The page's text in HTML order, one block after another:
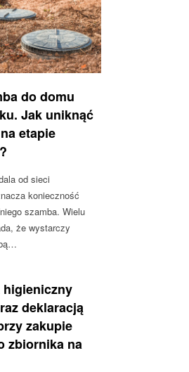
do domu
Jak uniknąć
etapie
od sieci
konieczność
szamba. Wielu
że wystarczy
higieniczny
deklaracją
zakupie
zbiornika na